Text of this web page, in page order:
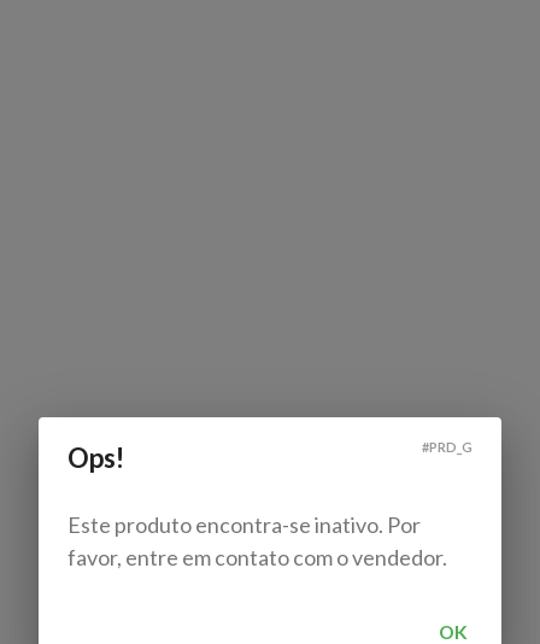
Ops! #PRD_G
Este produto encontra-se inativo. Por
favor, entre em contato com o vendedor.
OK